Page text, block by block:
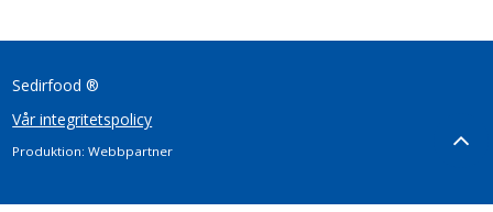
Sedirfood ®
Vår integritetspolicy
Produktion: Webbpartner